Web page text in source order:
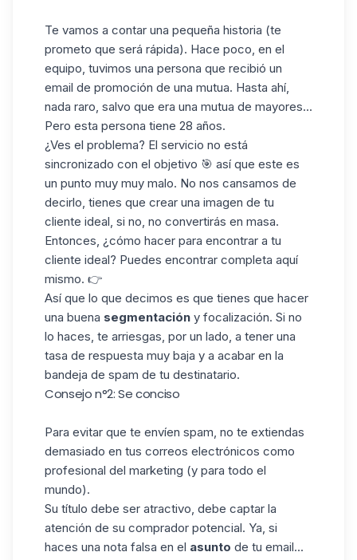
Te vamos a contar una pequeña historia (te
prometo que será rápida). Hace poco, en el
equipo, tuvimos una persona que recibió un
email de promoción de una mutua. Hasta ahí,
nada raro, salvo que era una mutua de mayores...
Pero esta persona tiene 28 años.
¿Ves el problema? El servicio no está
sincronizado con el objetivo 🎯 así que este es
un punto muy muy malo. No nos cansamos de
decirlo, tienes que crear una imagen de tu
cliente ideal, si no, no convertirás en masa.
Entonces, ¿cómo hacer para encontrar a tu
cliente ideal? Puedes encontrar completa aquí
mismo. 👉
Así que lo que decimos es que tienes que hacer
una buena segmentación y focalización. Si no
lo haces, te arriesgas, por un lado, a tener una
tasa de respuesta muy baja y a acabar en la
bandeja de spam de tu destinatario.
Consejo n°2: Se conciso
Para evitar que te envíen spam, no te extiendas
demasiado en tus correos electrónicos como
profesional del marketing (y para todo el
mundo).
Su título debe ser atractivo, debe captar la
atención de su comprador potencial. Ya, si
haces una nota falsa en el asunto de tu email...